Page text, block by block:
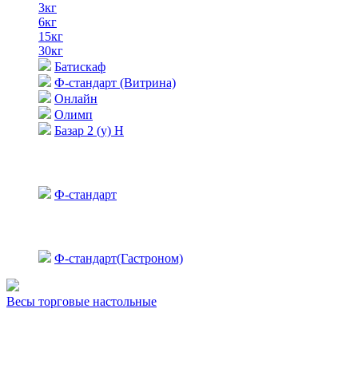
3кг
6кг
15кг
30кг
Батискаф
Ф-стандарт (Витрина)
Онлайн
Олимп
Базар 2 (у) Н
Ф-стандарт
Ф-стандарт(Гастроном)
Весы торговые настольные